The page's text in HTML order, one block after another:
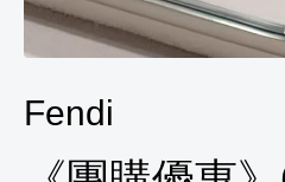
Fendi